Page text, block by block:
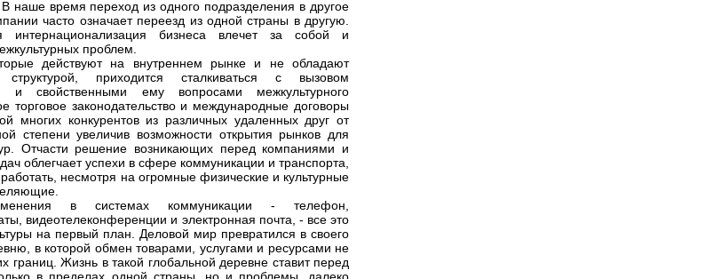
В наше время переход из одного подразделения в другое
часто означает переезд из одной страны в другую.
интернационализация бизнеса влечет за собой и
проблем.
действуют на внутреннем рынке и не обладают
структурой, приходится сталкиваться с вызовом
и свойственными ему вопросами межкультурного
торговое законодательство и международные договоры
многих конкурентов из различных удаленных друг от
степени увеличив возможности открытия рынков для
Отчасти решение возникающих перед компаниями и
облегчает успехи в сфере коммуникации и транспорта,
несмотря на огромные физические и культурные
в системах коммуникации - телефон,
видеотелеконференции и электронная почта, - все это
на первый план. Деловой мир превратился в своего
в которой обмен товарами, услугами и ресурсами не
границ. Жизнь в такой глобальной деревне ставит перед